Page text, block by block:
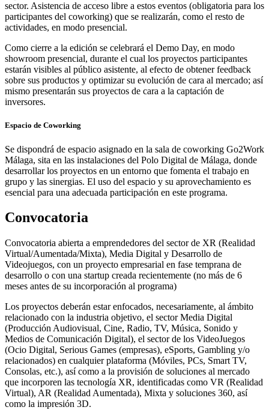
sector. Asistencia de acceso libre a estos eventos (obligatoria para los
participantes del coworking) que se realizarán, como el resto de
actividades, en modo presencial.
Como cierre a la edición se celebrará el Demo Day, en modo
showroom presencial, durante el cual los proyectos participantes
estarán visibles al público asistente, al efecto de obtener feedback
sobre sus productos y optimizar su evolución de cara al mercado; así
mismo presentarán sus proyectos de cara a la captación de
inversores.
Espacio de Coworking
Se dispondrá de espacio asignado en la sala de coworking Go2Work
Málaga, sita en las instalaciones del Polo Digital de Málaga, donde
desarrollar los proyectos en un entorno que fomenta el trabajo en
grupo y las sinergias. El uso del espacio y su aprovechamiento es
esencial para una adecuada participación en este programa.
Convocatoria
Convocatoria abierta a emprendedores del sector de XR (Realidad
Virtual/Aumentada/Mixta), Media Digital y Desarrollo de
Videojuegos, con un proyecto empresarial en fase temprana de
desarrollo o con una startup creada recientemente (no más de 6
meses antes de su incorporación al programa)
Los proyectos deberán estar enfocados, necesariamente, al ámbito
relacionado con la industria objetivo, el sector Media Digital
(Producción Audiovisual, Cine, Radio, TV, Música, Sonido y
Medios de Comunicación Digital), el sector de los VideoJuegos
(Ocio Digital, Serious Games (empresas), eSports, Gambling y/o
relacionados) en cualquier plataforma (Móviles, PCs, Smart TV,
Consolas, etc.), así como a la provisión de soluciones al mercado
que incorporen las tecnología XR, identificadas como VR (Realidad
Virtual), AR (Realidad Aumentada), Mixta y soluciones 360, así
como la impresión 3D.